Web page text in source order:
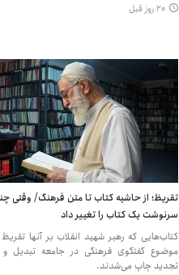
۲۰ روز قبل
تقریظ؛ از حاشیه کتاب تا متن فرهنگ/ وقتی
سرنوشت یک کتاب را تغییر داد
کتاب‌هایی که رهبر شهید انقلاب بر آنها
موضوع گفتگوی فرهنگی در جامعه تبدیل و
تجدید چاپ می‌شدند.